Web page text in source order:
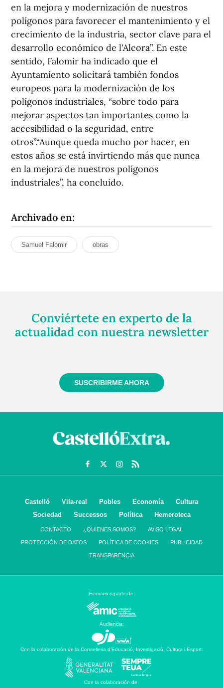
en la mejora y modernización de nuestros
polígonos para favorecer el mantenimiento y el
crecimiento de la industria, sector clave para el
desarrollo económico de l'Alcora”. En este
sentido, Falomir ha indicado que el
Ayuntamiento solicitará también fondos
europeos para la modernización de los
polígonos industriales, “sobre todo para
mejorar aspectos tan importantes como la
accesibilidad o la seguridad, entre
otros”.“Aunque queda mucho por hacer, en
estos años se está invirtiendo más que nunca
en la mejora de nuestros polígonos
industriales”, ha concluido.
Archivado en:
Samuel Falomir obras
Conviértete en experto de la
actualidad con nuestra newsletter
SUSCRIBIRME AHORA
Castelló Vila-real Pobles Economía
Cultura
Sociedad
Successos Política Hemeroteca
CONTACTO ¿QUIENES SOMOS? AVISO LEGAL
PROTECCIÓN DE DATOS POLÍTICA DE COOKIES PUBLICIDAD
TRANSPARENCIA
Formamos parte de:
Audiencia:
Con la colaboración de la Conselleria d’Educació, Investigació, Cultura i Esport:
Con la colaboración de: